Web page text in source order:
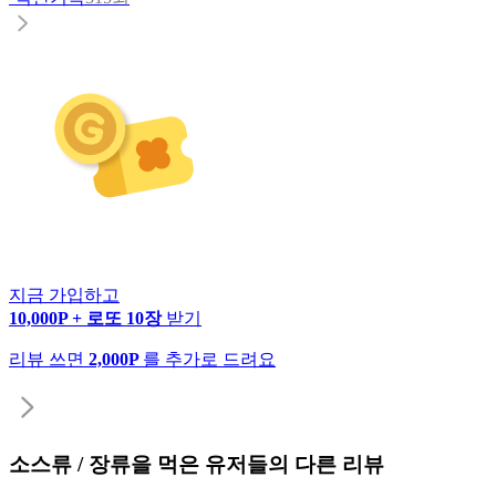
지금 가입하고
10,000P + 로또 10장 받기
리뷰 쓰면 2,000P 를 추가로 드려요
소스류 / 장류을 먹은 유저들의 다른 리뷰